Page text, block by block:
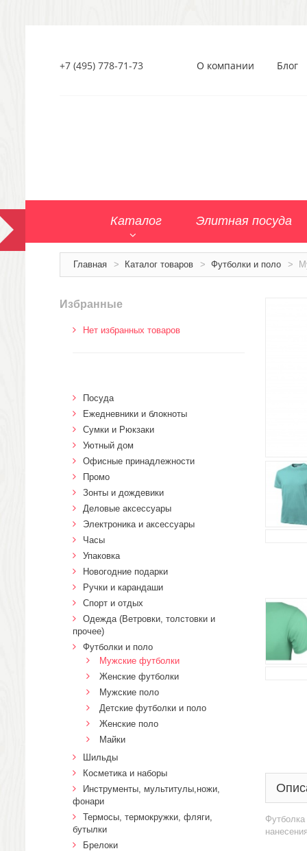
+7 (495) 778-71-73 О компании Блог
Каталог Элитная посуда
Главная > Каталог товаров > Футболки и поло >
Избранные
Нет избранных товаров
Посуда
Ежедневники и блокноты
Сумки и Рюкзаки
Уютный дом
Офисные принадлежности
Промо
Зонты и дождевики
Деловые аксессуары
Электроника и аксессуары
Часы
Упаковка
Новогодние подарки
Ручки и карандаши
Спорт и отдых
Одежда (Ветровки, толстовки и
прочее)
Футболки и поло
Мужские футболки
Женские футболки
Мужские поло
Детские футболки и поло
Женские поло
Майки
Шильды
Косметика и наборы
Инструменты, мультитулы,ножи,
фонари
Термосы, термокружки, фляги,
бутылки
Брелоки